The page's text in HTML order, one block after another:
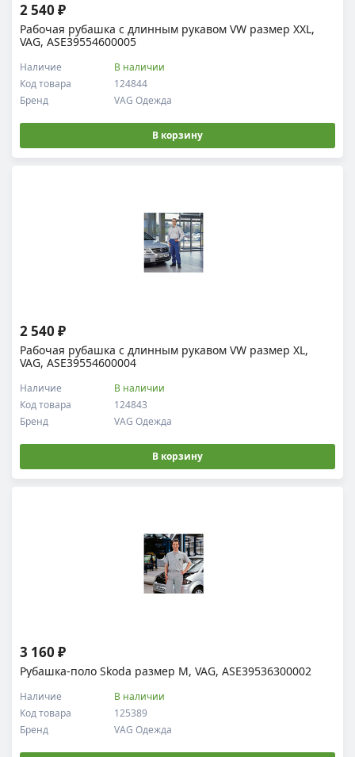
Рабочая рубашка с длинным рукавом VW размер XXL,
VAG, ASE39554600005
Код товара 124844
Наличие В наличии
Бренд VAG Одежда
2 540 ₽
В корзину
Рабочая рубашка с длинным рукавом VW размер XL,
VAG, ASE39554600004
Код товара 124843
Наличие В наличии
Бренд VAG Одежда
2 540 ₽
В корзину
Рубашка-поло Skoda размер M, VAG, ASE39536300002
Код товара 125389
Наличие В наличии
Бренд VAG Одежда
3 160 ₽